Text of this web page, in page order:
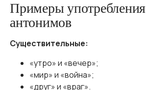
Примеры употребления
антонимов
Существительные:
«утро» и «вечер»;
«мир» и «война»;
«друг» и «враг».